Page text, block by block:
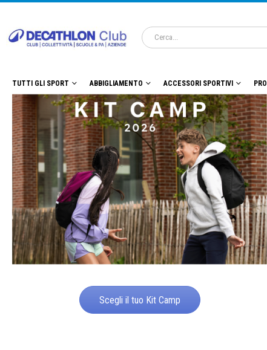
TUTTI GLI SPORT ABBIGLIAMENTO ACCESSORI SPORTIVI
Scegli il tuo Kit Camp